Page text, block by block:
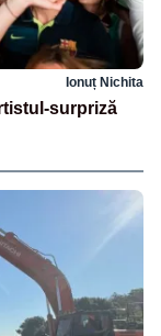
Ionuț Nichita
surpriză